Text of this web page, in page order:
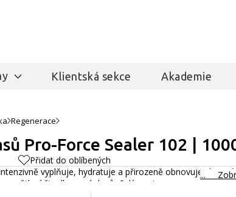
Klientská sekce Akademie
Regenerace
Pro-Force Sealer 102 |
Přidat do oblíbených
vyplňuje, hydratuje a přirozeně obnovuje
či odbarvení vlasů.
Celý popis
...